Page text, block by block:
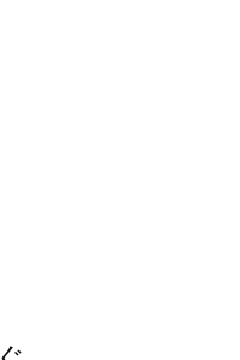
ァイルを用意しています。
矢印の先端と軸に陰影
。工程の流れや時間軸
ウェブバナーなど幅広
統一感のある表現が可能